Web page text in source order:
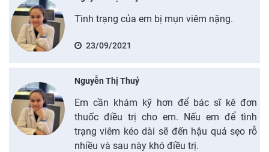
Tình trạng của em bị mụn viêm nặng.
23/09/2021
Nguyễn Thị Thuỷ
Em cần khám kỹ hơn để bác sĩ kê đơn
thuốc điều trị cho em. Nếu em để tình
trạng viêm kéo dài sẽ đến hậu quả sẹo rỗ
nhiều và sau này khó điều trị.